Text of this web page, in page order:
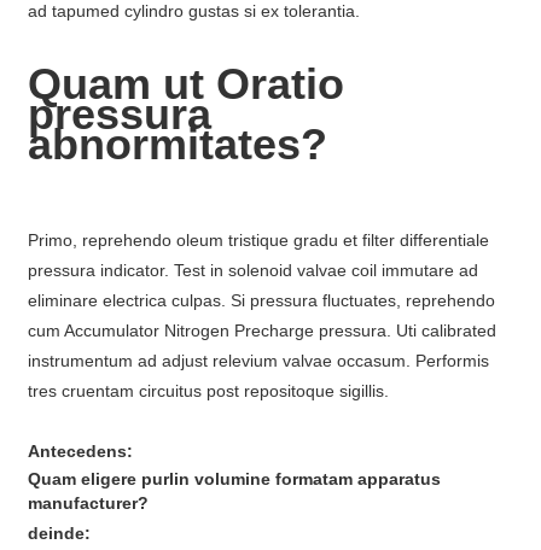
ad tapumed cylindro gustas si ex tolerantia.
Quam ut Oratio
pressura
abnormitates?
Primo, reprehendo oleum tristique gradu et filter differentiale
pressura indicator. Test in solenoid valvae coil immutare ad
eliminare electrica culpas. Si pressura fluctuates, reprehendo
cum Accumulator Nitrogen Precharge pressura. Uti calibrated
instrumentum ad adjust relevium valvae occasum. Performis
tres cruentam circuitus post repositoque sigillis.
Antecedens:
Quam eligere purlin volumine formatam apparatus
manufacturer?
deinde: